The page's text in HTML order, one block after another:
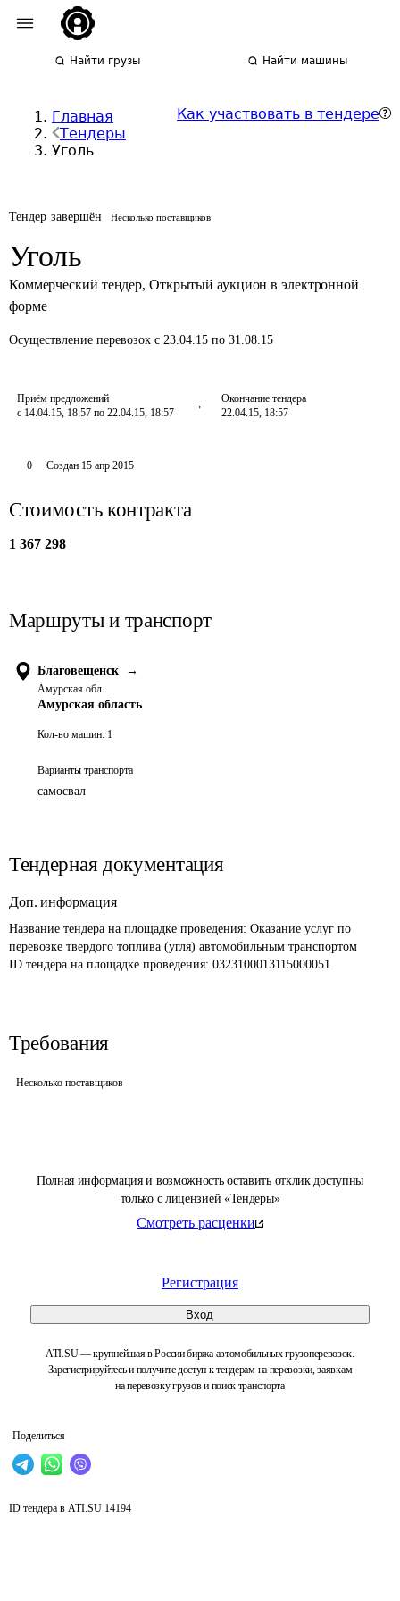
Найти грузы Найти машины
Главная
Тендеры
Уголь
Как участвовать в тендере
Тендер завершён Несколько поставщиков
Уголь
Коммерческий тендер, Открытый аукцион в электронной
форме
Осуществление перевозок с 23.04.15 по 31.08.15
Приём предложений
с 14.04.15, 18:57 по 22.04.15, 18:57
Окончание тендера
22.04.15, 18:57
Полная информация и возможность оставить отклик доступны
только с лицензией «Тендеры»
Смотреть расценки
Регистрация
Вход
ATI.SU — крупнейшая в России биржа автомобильных грузоперевозок.
Зарегистрируйтесь и получите доступ к тендерам на перевозки, заявкам
на перевозку грузов и поиск транспорта
Поделиться
0 Создан 15 апр 2015
Стоимость контракта
1 367 298
Маршруты и транспорт
Благовещенск →
Амурская обл.
Амурская область
Кол-во машин: 1
Варианты транспорта
самосвал
Тендерная документация
Доп. информация
Название тендера на площадке проведения: Оказание услуг по
перевозке твердого топлива (угля) автомобильным транспортом
ID тендера на площадке проведения: 0323100013115000051
Требования
Несколько поставщиков
ID тендера в ATI.SU 14194